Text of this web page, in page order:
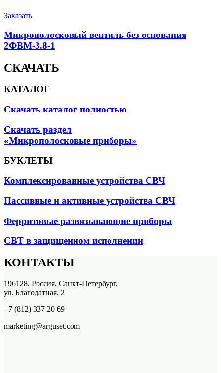
Заказать
Микрополосковый вентиль без основания
2ФВМ-3.8-1
СКАЧАТЬ
КАТАЛОГ
Скачать каталог полностью
Скачать раздел
«Микрополосковые приборы»
БУКЛЕТЫ
Комплексированные устройства СВЧ
Пассивные и активные устройства СВЧ
Ферритовые развязывающие приборы
СВТ в защищенном исполнении
КОНТАКТЫ
196128, Россия, Санкт-Петербург,
ул. Благодатная, 2
+7 (812) 337 20 69
marketing@arguset.com